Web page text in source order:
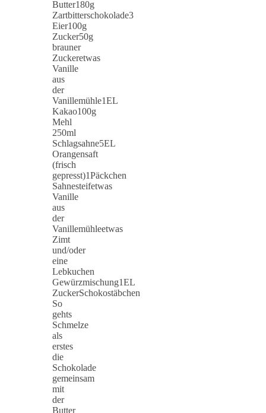
Butter180g
Zartbitterschokolade3
Eier100g
Zucker50g
brauner
Zuckeretwas
Vanille
aus
der
Vanillemühle1EL
Kakao100g
Mehl
250ml
Schlagsahne5EL
Orangensaft
(frisch
gepresst)1Päckchen
Sahnesteifetwas
Vanille
aus
der
Vanillemühleetwas
Zimt
und/oder
eine
Lebkuchen
Gewürzmischung1EL
ZuckerSchokostäbchen
So
gehts
Schmelze
als
erstes
die
Schokolade
gemeinsam
mit
der
Butter